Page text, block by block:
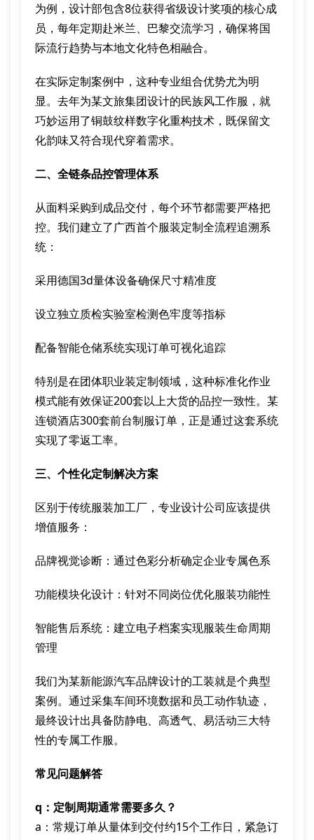
为例，设计部包含8位获得省级设计奖项的核心成
员，每年定期赴米兰、巴黎交流学习，确保将国
际流行趋势与本地文化特色相融合。
在实际定制案例中，这种专业组合优势尤为明
显。去年为某文旅集团设计的民族风工作服，就
巧妙运用了铜鼓纹样数字化重构技术，既保留文
化韵味又符合现代穿着需求。
二、全链条品控管理体系
从面料采购到成品交付，每个环节都需要严格把
控。我们建立了广西首个服装定制全流程追溯系
统：
采用德国3d量体设备确保尺寸精准度
设立独立质检实验室检测色牢度等指标
配备智能仓储系统实现订单可视化追踪
特别是在团体职业装定制领域，这种标准化作业
模式能有效保证200套以上大货的品控一致性。某
连锁酒店300套前台制服订单，正是通过这套系统
实现了零返工率。
三、个性化定制解决方案
区别于传统服装加工厂，专业设计公司应该提供
增值服务：
品牌视觉诊断：通过色彩分析确定企业专属色系
功能模块化设计：针对不同岗位优化服装功能性
智能售后系统：建立电子档案实现服装生命周期
管理
我们为某新能源汽车品牌设计的工装就是个典型
案例。通过采集车间环境数据和员工动作轨迹，
最终设计出具备防静电、高透气、易活动三大特
性的专属工作服。
常见问题解答
q：定制周期通常需要多久？
a：常规订单从量体到交付约15个工作日，紧急订